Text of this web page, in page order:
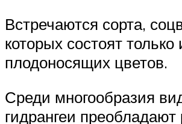
Встречаются сорта,
которых состоят только
плодоносящих цветов.
Среди многообразия
гидрангеи преобладают